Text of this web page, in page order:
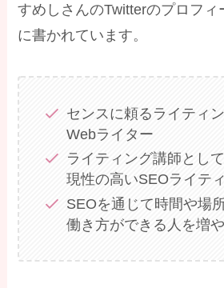
すめしさんのTwitterのプロフィ
に書かれています。
センスに頼るライティ
Webライター
ライティング講師とし
現性の高いSEOライテ
SEOを通じて時間や場
働き方ができる人を増